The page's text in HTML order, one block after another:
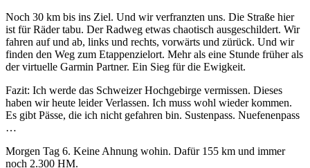
Noch 30 km bis ins Ziel. Und wir verfranzten uns. Die Straße hier
ist für Räder tabu. Der Radweg etwas chaotisch ausgeschildert. Wir
fahren auf und ab, links und rechts, vorwärts und zürück. Und wir
finden den Weg zum Etappenzielort. Mehr als eine Stunde früher als
der virtuelle Garmin Partner. Ein Sieg für die Ewigkeit.
Fazit: Ich werde das Schweizer Hochgebirge vermissen. Dieses
haben wir heute leider Verlassen. Ich muss wohl wieder kommen.
Es gibt Pässe, die ich nicht gefahren bin. Sustenpass. Nuefenenpass
…
Morgen Tag 6. Keine Ahnung wohin. Dafür 155 km und immer
noch 2.300 HM.